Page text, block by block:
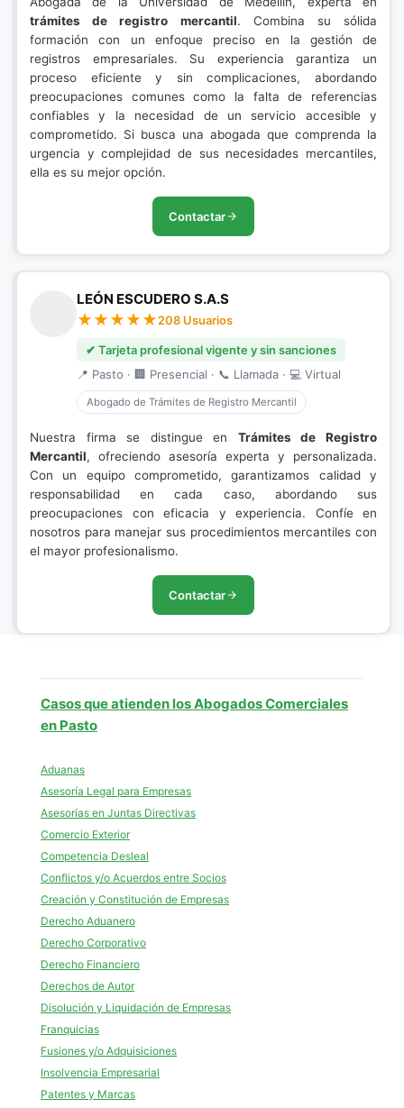
trámites de registro mercantil. Combina su sólida
formación con un enfoque preciso en la gestión de
registros empresariales. Su experiencia garantiza un
proceso eficiente y sin complicaciones, abordando
preocupaciones comunes como la falta de referencias
confiables y la necesidad de un servicio accesible y
comprometido. Si busca una abogada que comprenda la
urgencia y complejidad de sus necesidades mercantiles,
ella es su mejor opción.
Contactar
LEÓN ESCUDERO S.A.S
208 Usuarios
✔ Tarjeta profesional vigente y sin sanciones
📍 Pasto · 🏢 Presencial · 📞 Llamada · 💻 Virtual
Abogado de Trámites de Registro Mercantil
Nuestra firma se distingue en Trámites de Registro
Mercantil, ofreciendo asesoría experta y personalizada.
Con un equipo comprometido, garantizamos calidad y
responsabilidad en cada caso, abordando sus
preocupaciones con eficacia y experiencia. Confíe en
nosotros para manejar sus procedimientos mercantiles con
el mayor profesionalismo.
Contactar
Casos que atienden los Abogados Comerciales
en Pasto
Aduanas
Asesoría Legal para Empresas
Asesorías en Juntas Directivas
Comercio Exterior
Competencia Desleal
Conflictos y/o Acuerdos entre Socios
Creación y Constitución de Empresas
Derecho Aduanero
Derecho Corporativo
Derecho Financiero
Derechos de Autor
Disolución y Liquidación de Empresas
Franquicias
Fusiones y/o Adquisiciones
Insolvencia Empresarial
Patentes y Marcas